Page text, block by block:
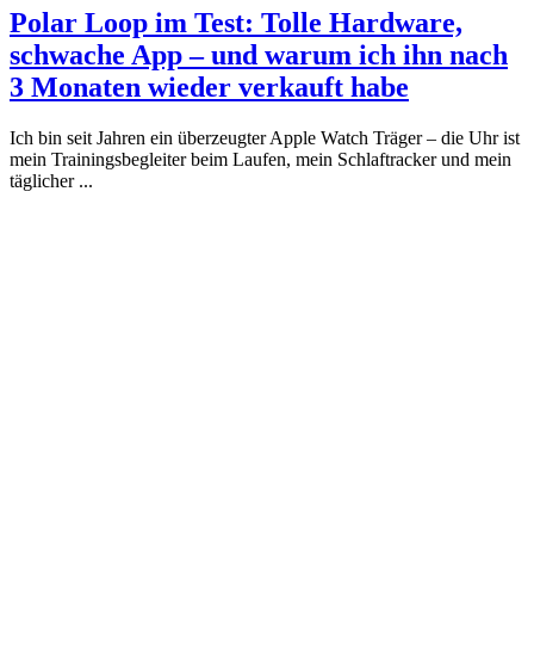
Polar Loop im Test: Tolle Hardware,
schwache App – und warum ich ihn nach
3 Monaten wieder verkauft habe
Ich bin seit Jahren ein überzeugter Apple Watch Träger – die Uhr ist
mein Trainingsbegleiter beim Laufen, mein Schlaftracker und mein
täglicher ...